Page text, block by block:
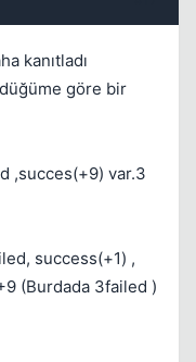
kanıtladı
göre bir
,succes(+9) var.3
success(+1) ,
(Burdada 3failed )